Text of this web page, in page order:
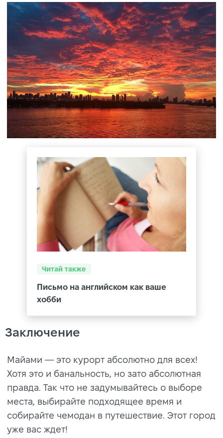
Читай также
Письмо на английском как ваше
хобби
Заключение
Майами — это курорт абсолютно для всех!
Хотя это и банальность, но зато абсолютная
правда. Так что не задумывайтесь о выборе
места, выбирайте подходящее время и
собирайте чемодан в путешествие. Этот город
уже вас ждет!